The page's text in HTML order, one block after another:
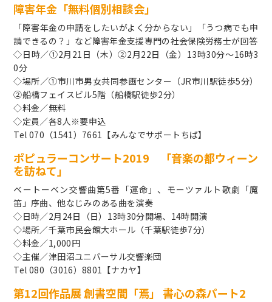
障害年金「無料個別相談会」
「障害年金の申請をしたいがよく分からない」「うつ病でも申
請できるの？」など障害年金支援専門の社会保険労務士が回答
◇日時／①2月21日（木）②2月22日（金）13時30分～16時3
0分
◇場所／①市川市男女共同参画センター（JR市川駅徒歩5分）
②船橋フェイスビル5階（船橋駅徒歩2分）
◇料金／無料
◇定員／各8人※要申込
Tel 070（1541）7661【みんなでサポートちば】
ポピュラーコンサート2019 「音楽の都ウィーン
を訪ねて」
ベートーベン交響曲第5番「運命」、モーツァルト歌劇「魔
笛」序曲、他なじみのある曲を演奏
◇日時／2月24日（日）13時30分開場、14時開演
◇場所／千葉市民会館大ホール（千葉駅徒歩7分）
◇料金／1,000円
◇主催／津田沼ユニバーサル交響楽団
Tel 080（3016）8801【ナカヤ】
第12回作品展 創書空間「焉」 書心の森パート2